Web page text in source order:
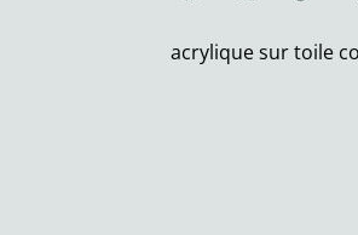
acrylique sur toile